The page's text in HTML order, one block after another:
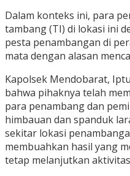
Dalam konteks ini, para
tambang (TI) di lokasi ini
pesta penambangan di
mata dengan alasan
Kapolsek Mendobarat,
bahwa pihaknya telah
para penambang dan
himbauan dan spanduk
sekitar lokasi
membuahkan hasil yang
tetap melanjutkan